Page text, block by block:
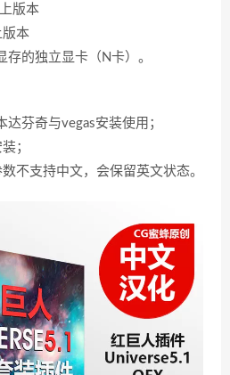
版本
版本
的独立显卡（N卡）。
芬奇与vegas安装使用；
；
不支持中文，会保留英文状态。